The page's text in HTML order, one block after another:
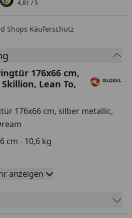
4,81/ 5
Shops Käuferschutz
176x66 cm,
Lean To,
176x66 cm, silber metallic,
cm - 10,6 kg
anzeigen